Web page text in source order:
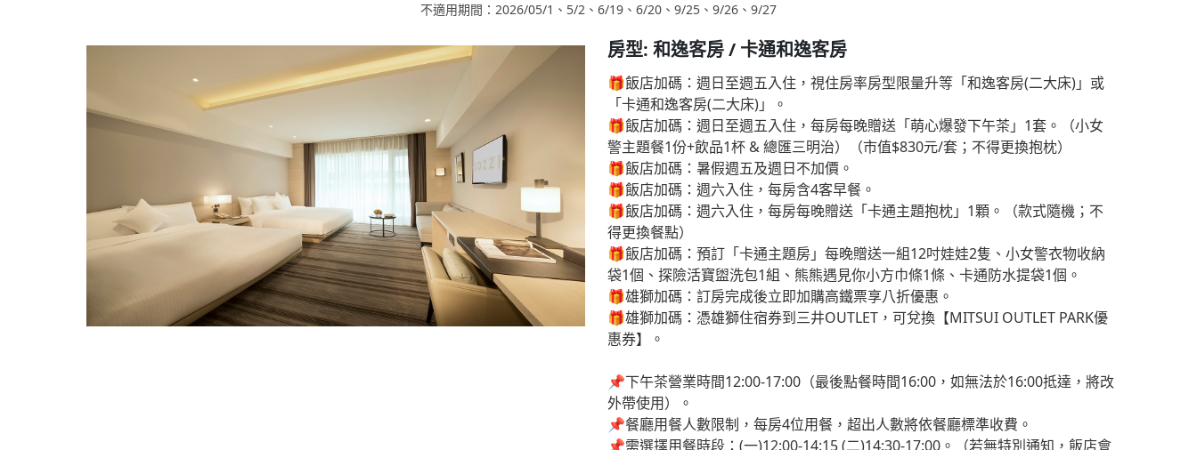
不適用期間：2026/05/1、5/2、6/19、6/20、9/25、9/26、9/27
房型: 和逸客房 / 卡通和逸客房
🎁飯店加碼：週日至週五入住，視住房率房型限量升等「和逸客房(二大床)」或
「卡通和逸客房(二大床)」。
🎁飯店加碼：週日至週五入住，每房每晚贈送「萌心爆發下午茶」1套。（小女
警主題餐1份+飲品1杯 & 總匯三明治）（市值$830元/套；不得更換抱枕）
🎁飯店加碼：暑假週五及週日不加價。
🎁飯店加碼：週六入住，每房含4客早餐。
🎁飯店加碼：週六入住，每房每晚贈送「卡通主題抱枕」1顆。（款式隨機；不
得更換餐點）
🎁飯店加碼：預訂「卡通主題房」每晚贈送一組12吋娃娃2隻、小女警衣物收納
袋1個、探險活寶盥洗包1組、熊熊遇見你小方巾條1條、卡通防水提袋1個。
🎁雄獅加碼：訂房完成後立即加購高鐵票享八折優惠。
🎁雄獅加碼：憑雄獅住宿券到三井OUTLET，可兌換【MITSUI OUTLET PARK優
惠券】。
📌下午茶營業時間12:00-17:00（最後點餐時間16:00，如無法於16:00抵達，將改
外帶使用）。
📌餐廳用餐人數限制，每房4位用餐，超出人數將依餐廳標準收費。
📌需選擇用餐時段：(一)12:00-14:15 (二)14:30-17:00。（若無特別通知，飯店會